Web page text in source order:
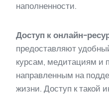
наполненности.
Доступ к онлайн-
предоставляют
курсам, медитациям и
направленным на
жизни. Доступ к такой